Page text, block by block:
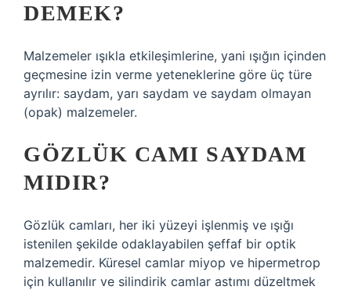
DEMEK?
Malzemeler ışıkla etkileşimlerine, yani ışığın içinden
geçmesine izin verme yeteneklerine göre üç türe
ayrılır: saydam, yarı saydam ve saydam olmayan
(opak) malzemeler.
GÖZLÜK CAMI SAYDAM
MIDIR?
Gözlük camları, her iki yüzeyi işlenmiş ve ışığı
istenilen şekilde odaklayabilen şeffaf bir optik
malzemedir. Küresel camlar miyop ve hipermetrop
için kullanılır ve silindirik camlar astımı düzeltmek